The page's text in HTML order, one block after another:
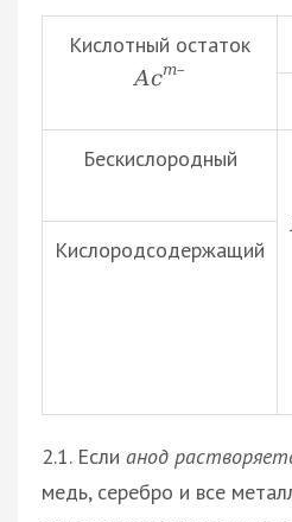
Кислотный остаток
Асm–
Бескислородный
Кислородсодержащий
2.1. Если анод
медь, серебро и все